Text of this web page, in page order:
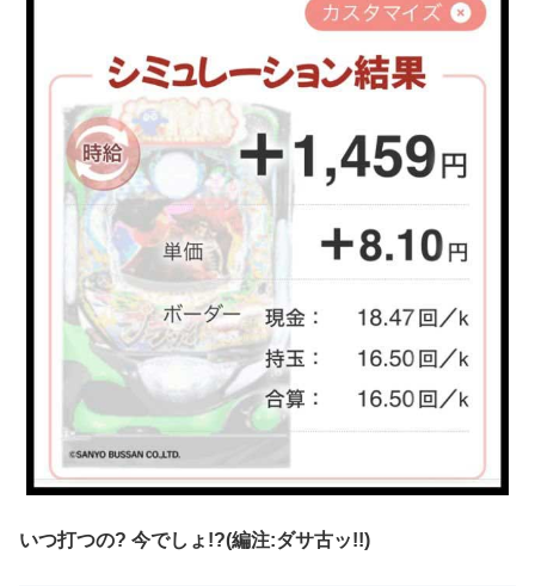
いつ打つの? 今でしょ!?(編注:ダサ古ッ!!)